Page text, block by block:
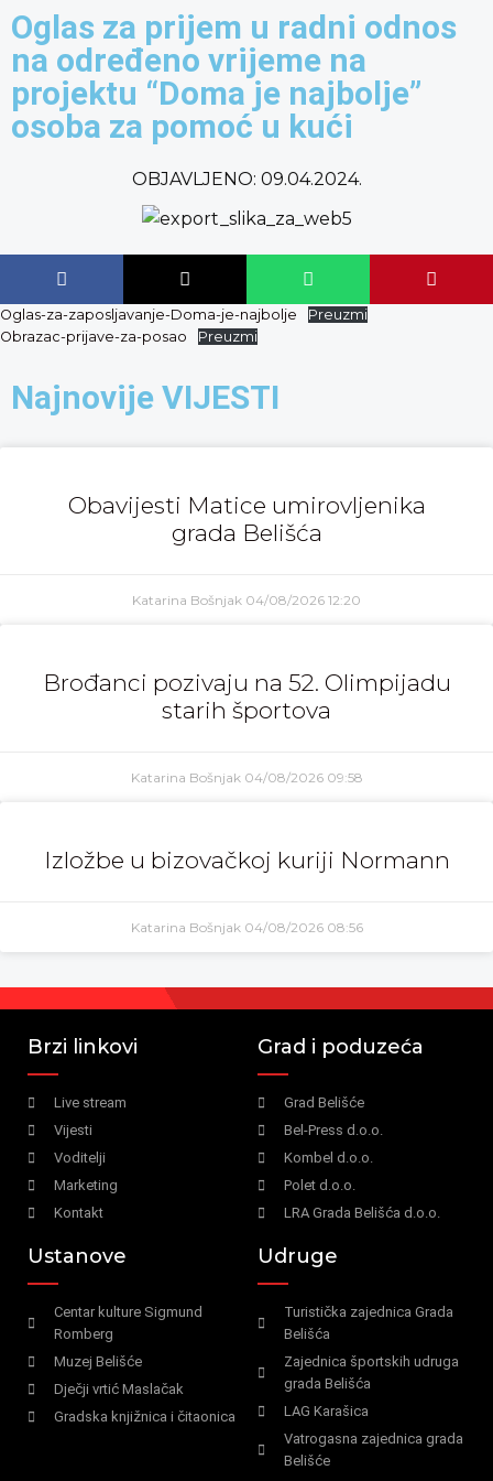
content
Oglas za prijem u radni odnos
na određeno vrijeme na
projektu “Doma je najbolje”
osoba za pomoć u kući
OBJAVLJENO: 09.04.2024.
Oglas-za-zaposljavanje-Doma-je-najbolje
Preuzmi
Obrazac-prijave-za-posao
Preuzmi
Najnovije VIJESTI
Obavijesti Matice umirovljenika
grada Belišća
Katarina Bošnjak 04/08/2026 12:20
Brođanci pozivaju na 52. Olimpijadu
starih športova
Katarina Bošnjak 04/08/2026 09:58
Izložbe u bizovačkoj kuriji Normann
Katarina Bošnjak 04/08/2026 08:56
Brzi linkovi
Live stream
Vijesti
Voditelji
Marketing
Kontakt
Grad i poduzeća
Grad Belišće
Bel-Press d.o.o.
Kombel d.o.o.
Polet d.o.o.
LRA Grada Belišća d.o.o.
Ustanove
Centar kulture Sigmund
Romberg
Muzej Belišće
Dječji vrtić Maslačak
Gradska knjižnica i čitaonica
Udruge
Turistička zajednica Grada
Belišća
Zajednica športskih udruga
grada Belišća
LAG Karašica
Vatrogasna zajednica grada
Belišće